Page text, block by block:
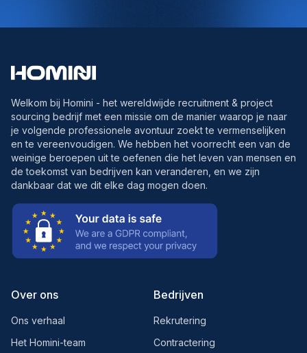
Welkom bij Homini - het wereldwijde recruitment & project
sourcing bedrijf met een missie om de manier waarop je naar
je volgende professionele avontuur zoekt te vermenselijken
en te vereenvoudigen. We hebben het voorrecht een van de
weinige beroepen uit te oefenen die het leven van mensen en
de toekomst van bedrijven kan veranderen, en we zijn
dankbaar dat we dit elke dag mogen doen.
Over ons
Ons verhaal
Het Homini-team
Bedrijven
Rekrutering
Contractering